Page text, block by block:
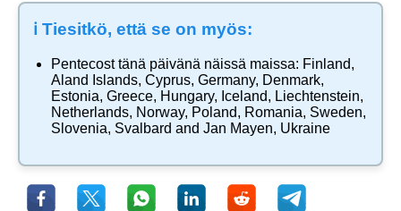
ℹ️ Tiesitkö, että se on myös:
Pentecosttänä päivänä näissä maissa: Finland,
Aland Islands, Cyprus, Germany, Denmark,
Estonia, Greece, Hungary, Iceland, Liechtenstein,
Netherlands, Norway, Poland, Romania, Sweden,
Slovenia, Svalbard and Jan Mayen, Ukraine